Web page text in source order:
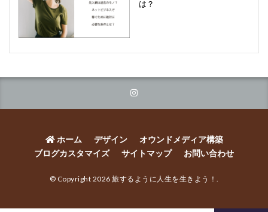
は？
ホーム デザイン
オウンドメディア構築
ブログカスタマイズ
サイトマップ お問い合わせ
© Copyright 2026 旅するように人生を生きよう！ .